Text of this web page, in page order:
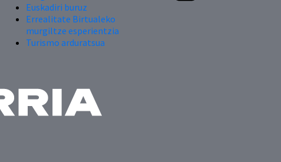
Euskadiri buruz
Errealitate Birtualeko
murgiltze esperientzia
Turismo arduratsua